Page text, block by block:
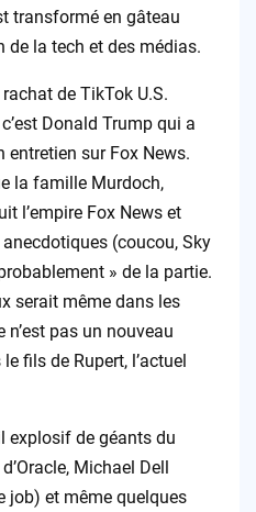
transformé en gâteau
la tech et des médias.
de TikTok U.S.
Donald Trump qui a
entretien sur Fox News.
la famille Murdoch,
l’empire Fox News et
(coucou, Sky
» de la partie.
serait même dans les
pas un nouveau
fils de Rupert, l’actuel
explosif de géants du
Michael Dell
job) et même quelques